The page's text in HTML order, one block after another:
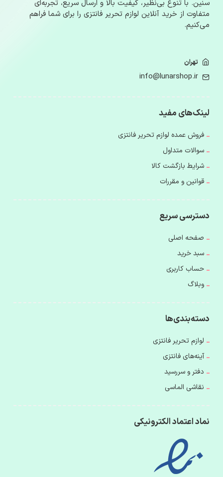
سنین. با تنوع بی‌نظیر، کیفیت بالا و ارسال سریع، تجربه‌ای
متفاوت از خرید آنلاین لوازم‌ تحریر فانتزی را برای شما فراهم
می‌کنیم.
تهران
info@lunarshop.ir
لینک‌های مفید
فروش عمده لوازم تحریر فانتزی
سوالات متداول
شرایط بازگشت کالا
قوانین و مقررات
دسترسی سریع
صفحه اصلی
سبد خرید
حساب کاربری
وبلاگ
دسته‌بندی‌ها
لوازم تحریر فانتزی
آینه‌های فانتزی
دفتر و سررسید
نقاشی الماسی
نماد اعتماد الکترونیکی